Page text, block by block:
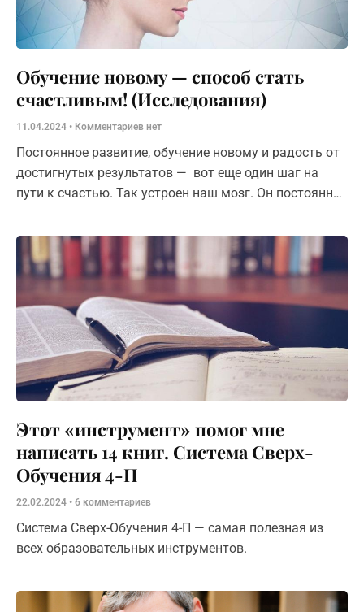
Обучение новому — способ стать
счастливым! (Исследования)
11.04.2024 Комментариев нет
Постоянное развитие, обучение новому и радость от
достигнутых результатов — вот еще один шаг на
пути к счастью. Так устроен наш мозг. Он постоянно
Этот «инструмент» помог мне
написать 14 книг. Система Сверх-
Обучения 4-П
22.02.2024 6 комментариев
Система Сверх-Обучения 4-П — самая полезная из
всех образовательных инструментов.